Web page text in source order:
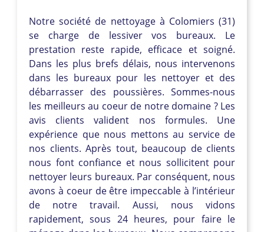
Notre société de nettoyage à Colomiers (31)
se charge de lessiver vos bureaux. Le
prestation reste rapide, efficace et soigné.
Dans les plus brefs délais, nous intervenons
dans les bureaux pour les nettoyer et des
débarrasser des poussières. Sommes-nous
les meilleurs au coeur de notre domaine ? Les
avis clients valident nos formules. Une
expérience que nous mettons au service de
nos clients. Après tout, beaucoup de clients
nous font confiance et nous sollicitent pour
nettoyer leurs bureaux. Par conséquent, nous
avons à coeur de être impeccable à l’intérieur
de notre travail. Aussi, nous vidons
rapidement, sous 24 heures, pour faire le